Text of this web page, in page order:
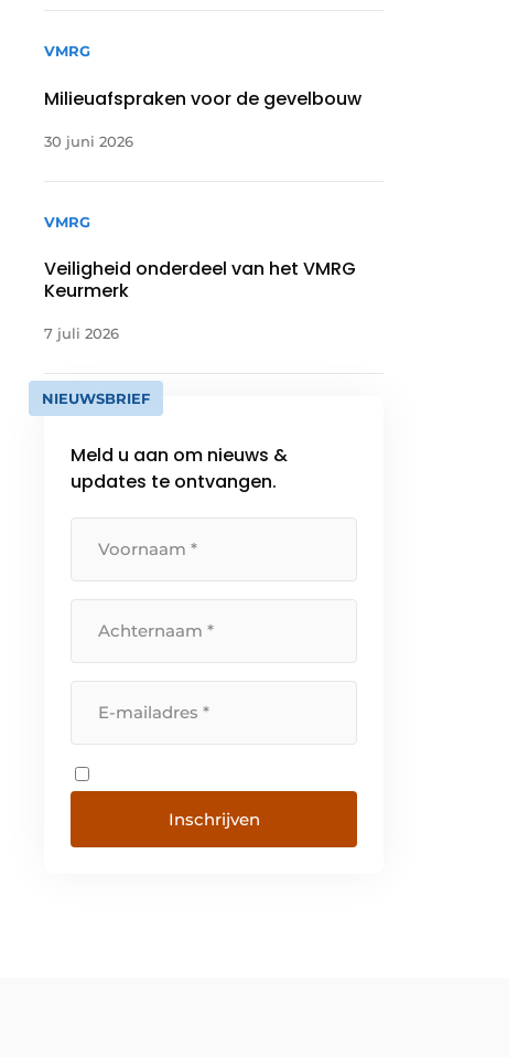
VMRG
Milieuafspraken voor de gevelbouw
30 juni 2026
VMRG
Veiligheid onderdeel van het VMRG
Keurmerk
7 juli 2026
NIEUWSBRIEF
Meld u aan om nieuws &
updates te ontvangen.
Inschrijven